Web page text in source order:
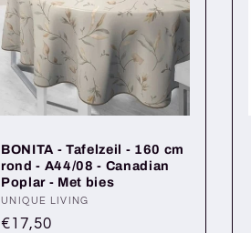
BONITA - Tafelzeil - 160 cm
rond - A44/08 - Canadian
Poplar - Met bies
Verkoper:
UNIQUE LIVING
Normale
€17,50